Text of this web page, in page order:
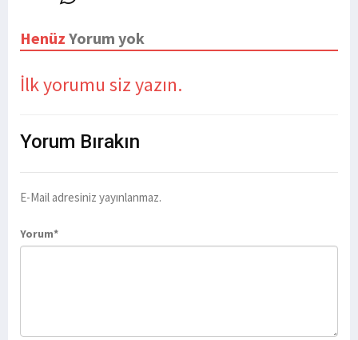
Henüz Yorum yok
İlk yorumu siz yazın.
Yorum Bırakın
E-Mail adresiniz yayınlanmaz.
Yorum*